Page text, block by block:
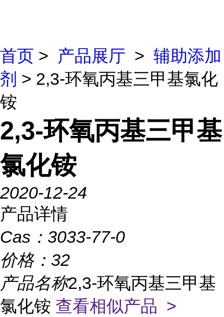
首页 > 产品展厅 > 辅助添加
剂 > 2,3-环氧丙基三甲基氯化
铵
2,3-环氧丙基三甲基
氯化铵
2020-12-24
产品详情
Cas： 3033-77-0
价格： 32
产品名称2,3-环氧丙基三甲基
氯化铵 查看相似产品 >